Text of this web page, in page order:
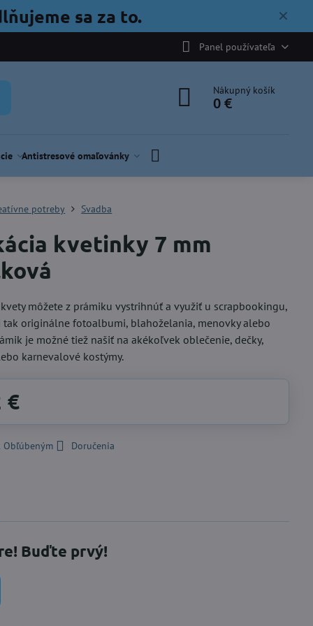
✕
sa za to.
Panel používateľa
Nákupný košík
0 €
Antistresové omaľovánky
potreby Svadba
kvetinky 7 mm
môžete z prámiku vystrihnúť a využiť u scrapbookingu,
tak originálne fotoalbumi, blahoželania, menovky alebo
je možné tiež našiť na akékoľvek oblečenie, dečky,
karnevalové kostýmy.
€
Obľúbeným Doručenia
Buďte prvý!